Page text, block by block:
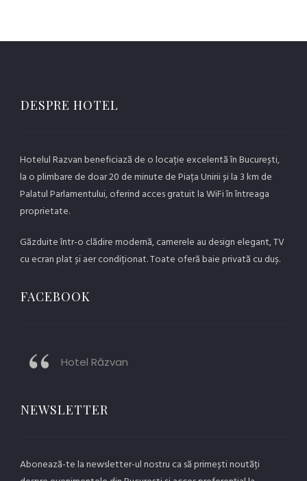
DESPRE HOTEL
Hotelul Razvan beneficiază de o locație excelentă în București,
la o plimbare de doar 20 de minute de Piața Unirii și la 3 km de
Palatul Parlamentului, oferind acces gratuit la WiFi în întreaga
proprietate.
Găzduite într-o clădire modernă, camerele au design elegant, TV
cu ecran plat și aer condiționat. Toate oferă baie privată cu duș.
FACEBOOK
Hotel Răzvan
NEWSLETTER
Abonează-te la newsletter-ul nostru ca să primești noutăți